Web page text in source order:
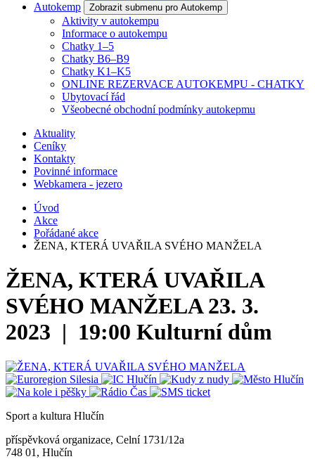
Autokemp
Zobrazit submenu pro Autokemp
Aktivity v autokempu
Informace o autokempu
Chatky 1–5
Chatky B6–B9
Chatky K1–K5
ONLINE REZERVACE AUTOKEMPU - CHATKY
Ubytovací řád
Všeobecné obchodní podmínky autokepmu
Aktuality
Ceníky
Kontakty
Povinné informace
Webkamera - jezero
Úvod
Akce
Pořádané akce
ŽENA, KTERÁ UVAŘILA SVÉHO MANŽELA
ŽENA, KTERÁ UVAŘILA
SVÉHO MANŽELA23. 3.
2023 | 19:00 Kulturní dům
Sport a kultura Hlučín
příspěvková organizace, Celní 1731/12a
748 01, Hlučín